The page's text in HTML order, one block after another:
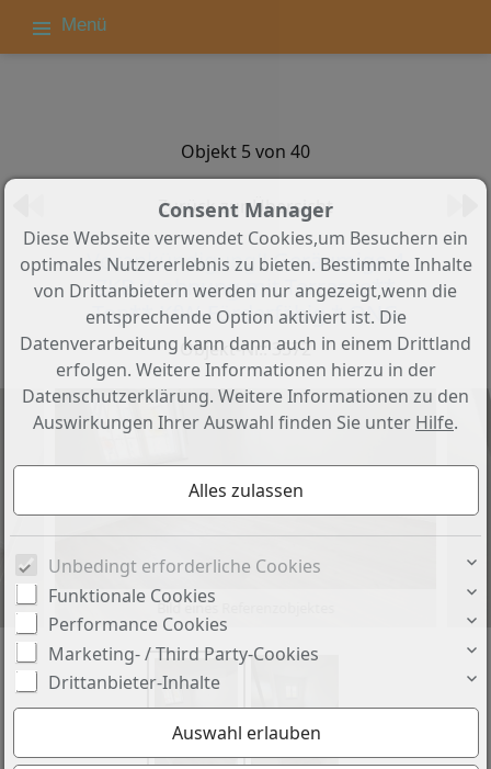
Menü
Objekt 5 von 40
Zurück zur Übersicht
Vorankündigung!! Geräumige 4
ZKB Wohnung mit Terrasse**
Top** KfW-Förderfähig * QNG
Objekt-Nr.: 3572
Bild eines Referenzobjektes
Consent Manager
Diese Webseite verwendet Cookies,um Besuchern ein
optimales Nutzererlebnis zu bieten. Bestimmte Inhalte
von Drittanbietern werden nur angezeigt,wenn die
entsprechende Option aktiviert ist. Die
Datenverarbeitung kann dann auch in einem Drittland
erfolgen. Weitere Informationen hierzu in der
Datenschutzerklärung. Weitere Informationen zu den
Auswirkungen Ihrer Auswahl finden Sie unter Hilfe.
Unbedingt erforderliche Cookies
Funktionale Cookies
Performance Cookies
Marketing- / Third Party-Cookies
Drittanbieter-Inhalte